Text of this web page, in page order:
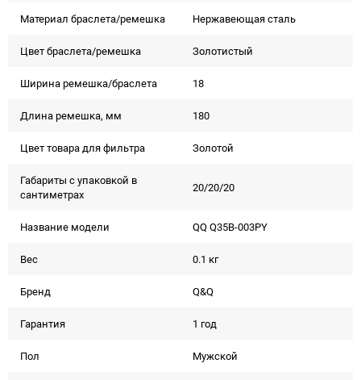
Материал браслета/ремешка Нержавеющая сталь
Цвет браслета/ремешка Золотистый
Ширина ремешка/браслета 18
Длина ремешка, мм 180
Цвет товара для фильтра Золотой
Габариты с упаковкой в
сантиметрах
20/20/20
Название модели QQ Q35B-003PY
Вес 0.1 кг
Бренд Q&Q
Гарантия 1 год
Пол Мужской